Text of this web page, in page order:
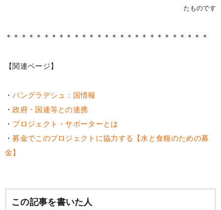
たものです
＊＊＊＊＊＊＊＊＊＊＊＊＊＊＊＊＊＊＊＊＊＊＊＊＊＊＊
【関連ページ】
・バングラデシュ：国情報
・政府・国連等との連携
・ プロジェクト・サポーターとは
・募金でこのプロジェクトに協力する【水と食糧のための募
金】
この記事を書いた人